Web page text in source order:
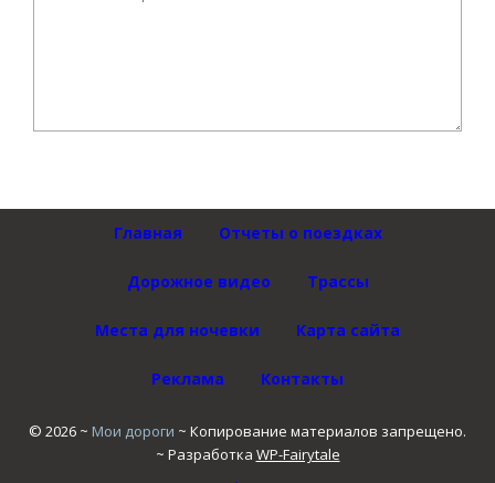
Главная Отчеты о поездках
Дорожное видео Трассы
Места для ночевки Карта сайта
Реклама Контакты
© 2026 ~ Мои дороги ~ Копирование материалов запрещено.
~ Разработка WP-Fairytale